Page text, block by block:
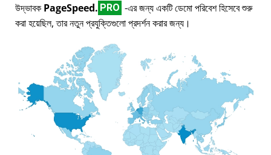
উদ্ভাবক PageSpeed. PRO -এর জন্য একটি ডেমো পরিবেশ হিসেবে শুরু
করা হয়েছিল, তার নতুন প্রযুক্তিগুলো প্রদর্শন করার জন্য।